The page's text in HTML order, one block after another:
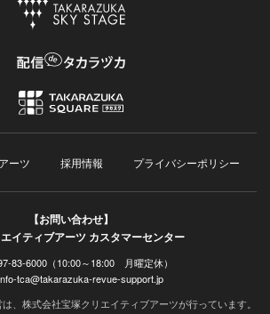
ーツ 採用情報 プライバシーポリシー
【お問い合わせ】
イティブアーツ カスタマーセンター
83-6000（10:00～18:00 月曜定休）
tca@takarazuka-revue-support.jp
、株式会社宝塚クリエイティブアーツが行っています。